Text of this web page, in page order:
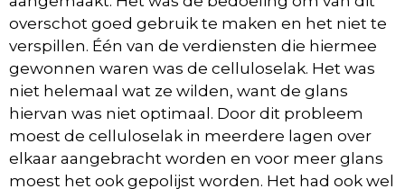
overschot goed gebruik te maken en het niet te
verspillen. Één van de verdiensten die hiermee
gewonnen waren was de celluloselak. Het was
niet helemaal wat ze wilden, want de glans
hiervan was niet optimaal. Door dit probleem
moest de celluloselak in meerdere lagen over
elkaar aangebracht worden en voor meer glans
moest het ook gepolijst worden. Het had ook wel